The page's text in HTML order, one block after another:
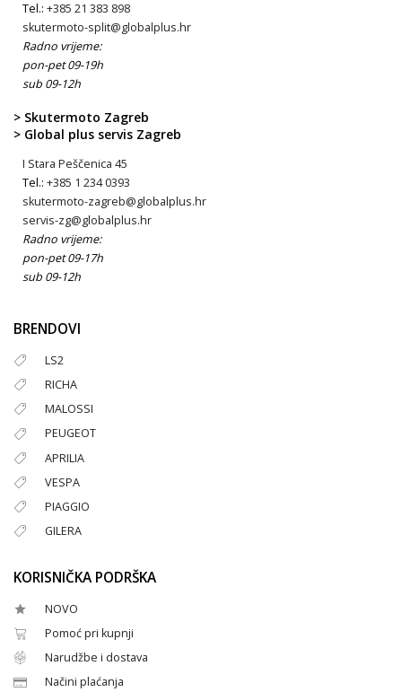
Tel.: +385 21 383 898
skutermoto-split@globalplus.hr
Radno vrijeme:
pon-pet 09-19h
sub 09-12h
> Skutermoto Zagreb
> Global plus servis Zagreb
I Stara Peščenica 45
Tel.: +385 1 234 0393
skutermoto-zagreb@globalplus.hr
servis-zg@globalplus.hr
Radno vrijeme:
pon-pet 09-17h
sub 09-12h
BRENDOVI
LS2
RICHA
MALOSSI
PEUGEOT
APRILIA
VESPA
PIAGGIO
GILERA
KORISNIČKA PODRŠKA
NOVO
Pomoć pri kupnji
Narudžbe i dostava
Načini plaćanja